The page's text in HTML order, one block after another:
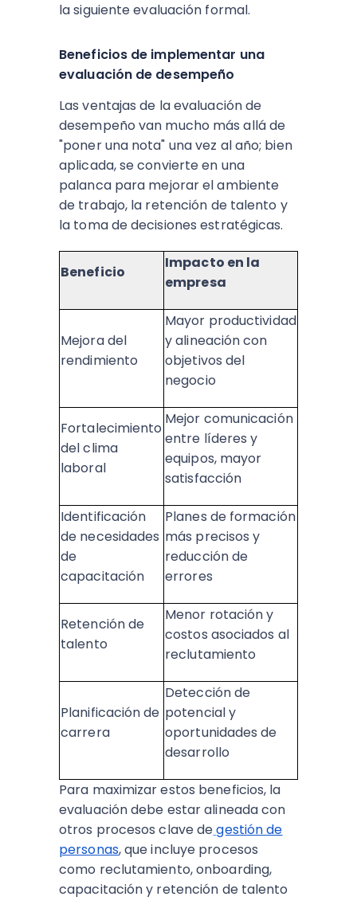
la siguiente evaluación formal.
Beneficios de implementar una
evaluación de desempeño
Las ventajas de la evaluación de
desempeño van mucho más allá de
"poner una nota" una vez al año; bien
aplicada, se convierte en una
palanca para mejorar el ambiente
de trabajo, la retención de talento y
la toma de decisiones estratégicas.​
Beneficio
Impacto en la
empresa
Mejora del
rendimiento
Mayor productividad
y alineación con
objetivos del
negocio ​
Fortalecimiento
del clima
laboral
Mejor comunicación
entre líderes y
equipos, mayor
satisfacción ​
Identificación
de necesidades
de
capacitación
Planes de formación
más precisos y
reducción de
errores ​
Retención de
talento
Menor rotación y
costos asociados al
reclutamiento ​
Planificación de
carrera
Detección de
potencial y
oportunidades de
desarrollo ​​
Para maximizar estos beneficios, la
evaluación debe estar alineada con
otros procesos clave degestión de
personas, que incluye procesos
como reclutamiento, onboarding,
capacitación y retención de talento